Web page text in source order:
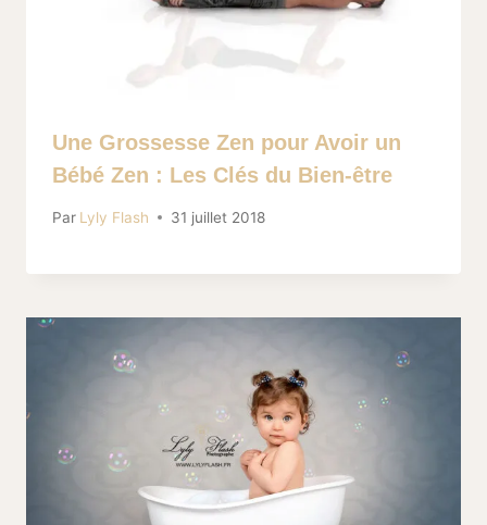
Une Grossesse Zen pour Avoir un
Bébé Zen : Les Clés du Bien-être
Par Lyly Flash 31 juillet 2018